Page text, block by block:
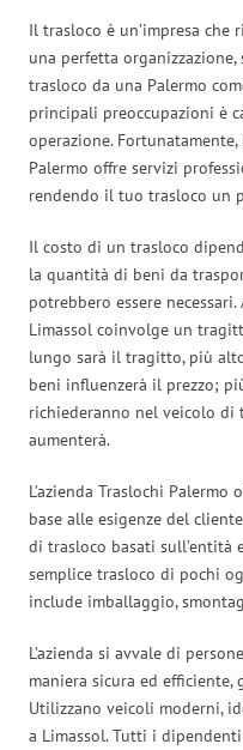
Il trasloco è un’impresa
una perfetta
trasloco da una Palermo
principali preoccupazioni è
operazione.
Palermo offre servizi
rendendo il tuo trasloco un
Il costo di un trasloco
la quantità di beni da
potrebbero essere
Limassol coinvolge un
lungo sarà il tragitto, più
beni influenzerà il prezzo;
richiederanno nel veicolo di
aumenterà.
L’azienda Traslochi
base alle esigenze del
di trasloco basati sull’entità
semplice trasloco di pochi
include imballaggio,
L’azienda si avvale di
maniera sicura ed
Utilizzano veicoli moderni,
a Limassol. Tutti i